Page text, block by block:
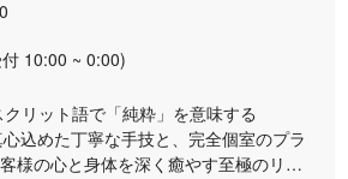
。ご予約は専用システムやSMSよりス
10:00 ~ 0:00)
リット語で「純粋」を意味する
込めた丁寧な手技と、完全個室のプラ
様の心と身体を深く癒やす至極のリラ